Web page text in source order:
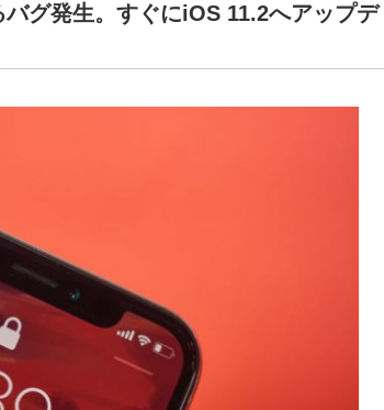
グ発生。すぐにiOS 11.2へアップデ